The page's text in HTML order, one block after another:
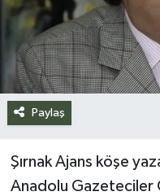
Paylaş
Şırnak Ajans köşe
Anadolu Gazeteciler
Teknoloji
Yazarlar